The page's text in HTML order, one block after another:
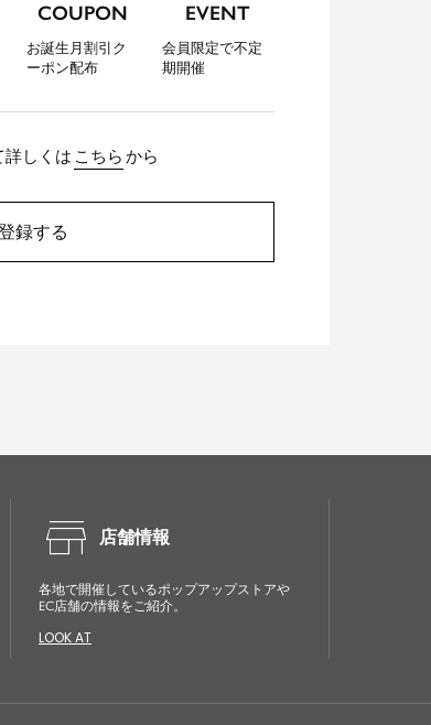
COUPON
お誕生月割引ク
ーポン配布
EVENT
会員限定で不定
期開催
詳しくは こちら から
録する
store 店舗情報
各地で開催しているポップアップストアや
EC店舗の情報をご紹介。
LOOK AT